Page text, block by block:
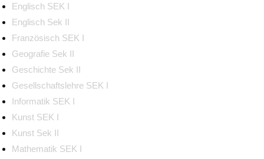
Englisch SEK I
Englisch Sek II
Französisch SEK I
Geografie Sek II
Geschichte Sek II
Gesellschaftslehre SEK I
Informatik SEK I
Kunst SEK I
Kunst Sek II
Mathematik SEK I